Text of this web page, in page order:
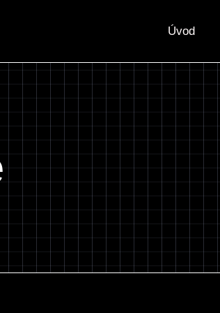
Úvod